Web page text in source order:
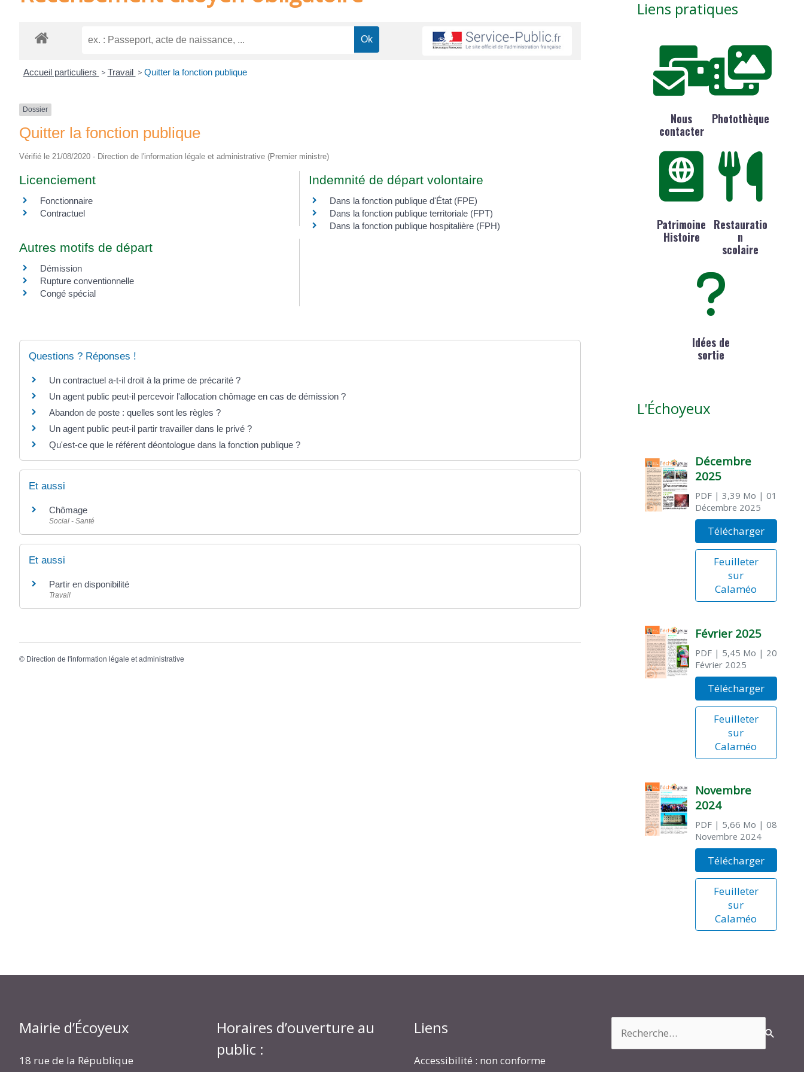
Accueil particuliers > Travail > Quitter la fonction publique
Dossier
Quitter la fonction publique
Vérifié le 21/08/2020 - Direction de l'information légale et administrative (Premier ministre)
Licenciement
Fonctionnaire
Contractuel
Indemnité de départ volontaire
Dans la fonction publique d'État (FPE)
Dans la fonction publique territoriale (FPT)
Dans la fonction publique hospitalière (FPH)
Autres motifs de départ
Démission
Rupture conventionnelle
Congé spécial
Questions ? Réponses !
Un contractuel a-t-il droit à la prime de précarité ?
Un agent public peut-il percevoir l'allocation chômage en cas de démission ?
Abandon de poste : quelles sont les règles ?
Un agent public peut-il partir travailler dans le privé ?
Qu'est-ce que le référent déontologue dans la fonction publique ?
Et aussi
Chômage
Social - Santé
Et aussi
Partir en disponibilité
Travail
© Direction de l'information légale et administrative
Liens pratiques
Nous
contacter
Photothèque
Patrimoine
Histoire
Restauratio
n
scolaire
Idées de
sortie
L'Échoyeux
Décembre
2025
PDF| 3,39 Mo | 01
Décembre 2025
Télécharger
Feuilleter
sur
Calaméo
Février 2025
PDF| 5,45 Mo | 20
Février 2025
Télécharger
Feuilleter
sur
Calaméo
Novembre
2024
PDF| 5,66 Mo | 08
Novembre 2024
Télécharger
Feuilleter
sur
Calaméo
Mairie d’Écoyeux
18 rue de la République
Horaires d’ouverture au
public :
Liens
Accessibilité : non conforme